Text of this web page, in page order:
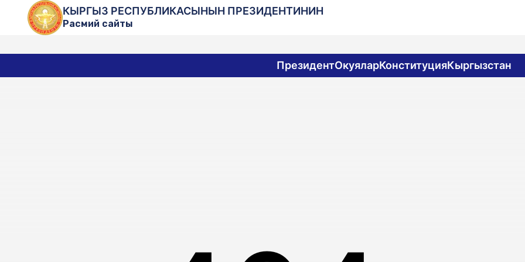
Расмий сайты
КЫРГЫЗ РЕСПУБЛИКАСЫНЫН ПРЕЗИДЕНТИНИН
ПрезидентОкуяларКонституцияКыргызстан